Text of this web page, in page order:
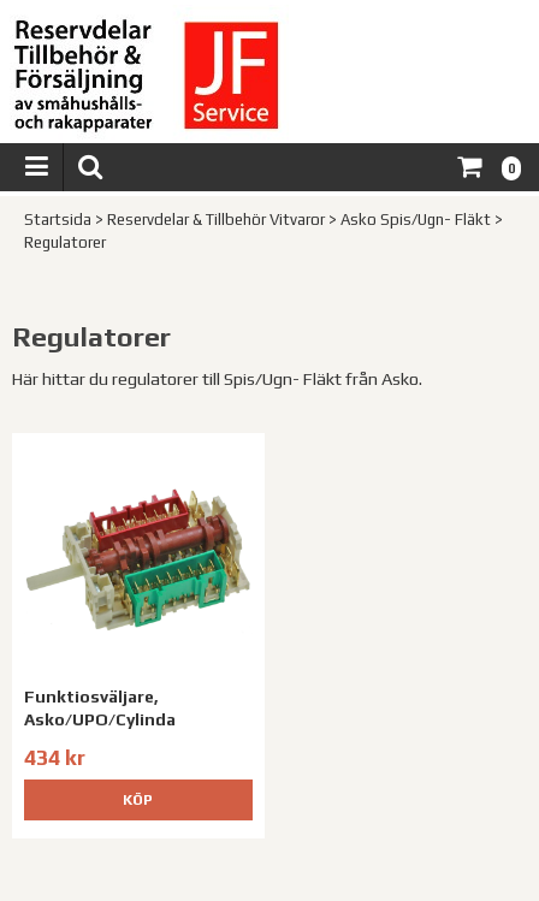
0
Startsida > Reservdelar & Tillbehör Vitvaror> Asko Spis/Ugn- Fläkt >
Regulatorer
Regulatorer
Här hittar du regulatorer till Spis/Ugn- Fläkt från Asko.
Funktiosväljare,
Asko/UPO/Cylinda
434 kr
KÖP